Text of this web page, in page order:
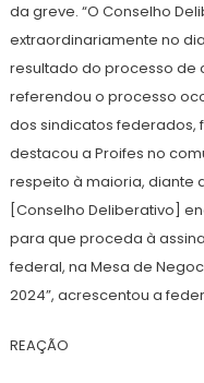
da greve. “O Conselho
extraordinariamente no
resultado do processo de
referendou o processo
dos sindicatos federados,
destacou a Proifes no
respeito à maioria, diante
[Conselho Deliberativo]
para que proceda à
federal, na Mesa de
2024”, acrescentou a
REAÇÃO